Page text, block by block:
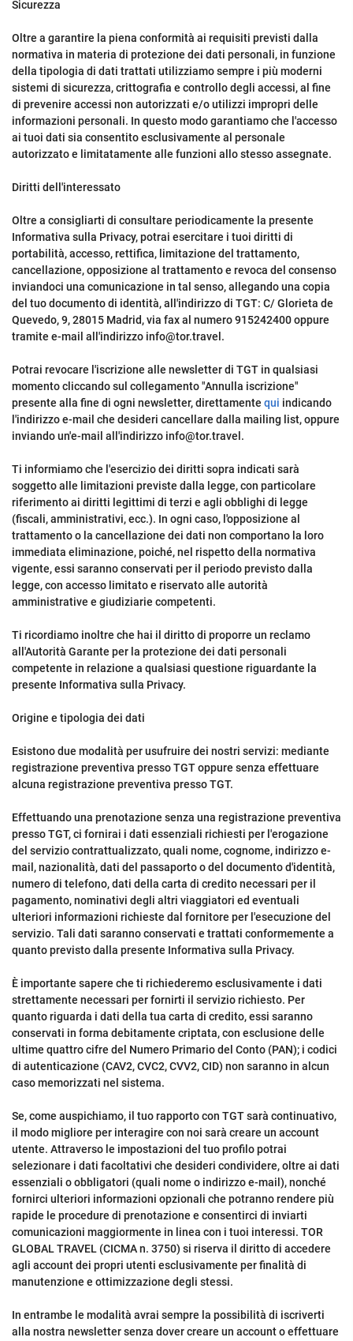
Sicurezza
Oltre a garantire la piena conformità ai requisiti previsti dalla
normativa in materia di protezione dei dati personali, in funzione
della tipologia di dati trattati utilizziamo sempre i più moderni
sistemi di sicurezza, crittografia e controllo degli accessi, al fine
di prevenire accessi non autorizzati e/o utilizzi impropri delle
informazioni personali. In questo modo garantiamo che l'accesso
ai tuoi dati sia consentito esclusivamente al personale
autorizzato e limitatamente alle funzioni allo stesso assegnate.
Diritti dell'interessato
Oltre a consigliarti di consultare periodicamente la presente
Informativa sulla Privacy, potrai esercitare i tuoi diritti di
portabilità, accesso, rettifica, limitazione del trattamento,
cancellazione, opposizione al trattamento e revoca del consenso
inviandoci una comunicazione in tal senso, allegando una copia
del tuo documento di identità, all'indirizzo di TGT: C/ Glorieta de
Quevedo, 9, 28015 Madrid, via fax al numero 915242400 oppure
tramite e-mail all'indirizzo info@tor.travel.
Potrai revocare l'iscrizione alle newsletter di TGT in qualsiasi
momento cliccando sul collegamento "Annulla iscrizione"
presente alla fine di ogni newsletter, direttamente qui indicando
l'indirizzo e-mail che desideri cancellare dalla mailing list, oppure
inviando un'e-mail all'indirizzo info@tor.travel.
Ti informiamo che l'esercizio dei diritti sopra indicati sarà
soggetto alle limitazioni previste dalla legge, con particolare
riferimento ai diritti legittimi di terzi e agli obblighi di legge
(fiscali, amministrativi, ecc.). In ogni caso, l'opposizione al
trattamento o la cancellazione dei dati non comportano la loro
immediata eliminazione, poiché, nel rispetto della normativa
vigente, essi saranno conservati per il periodo previsto dalla
legge, con accesso limitato e riservato alle autorità
amministrative e giudiziarie competenti.
Ti ricordiamo inoltre che hai il diritto di proporre un reclamo
all'Autorità Garante per la protezione dei dati personali
competente in relazione a qualsiasi questione riguardante la
presente Informativa sulla Privacy.
Origine e tipologia dei dati
Esistono due modalità per usufruire dei nostri servizi: mediante
registrazione preventiva presso TGT oppure senza effettuare
alcuna registrazione preventiva presso TGT.
Effettuando una prenotazione senza una registrazione preventiva
presso TGT, ci fornirai i dati essenziali richiesti per l'erogazione
del servizio contrattualizzato, quali nome, cognome, indirizzo e-
mail, nazionalità, dati del passaporto o del documento d'identità,
numero di telefono, dati della carta di credito necessari per il
pagamento, nominativi degli altri viaggiatori ed eventuali
ulteriori informazioni richieste dal fornitore per l'esecuzione del
servizio. Tali dati saranno conservati e trattati conformemente a
quanto previsto dalla presente Informativa sulla Privacy.
È importante sapere che ti richiederemo esclusivamente i dati
strettamente necessari per fornirti il servizio richiesto. Per
quanto riguarda i dati della tua carta di credito, essi saranno
conservati in forma debitamente criptata, con esclusione delle
ultime quattro cifre del Numero Primario del Conto (PAN); i codici
di autenticazione (CAV2, CVC2, CVV2, CID) non saranno in alcun
caso memorizzati nel sistema.
Se, come auspichiamo, il tuo rapporto con TGT sarà continuativo,
il modo migliore per interagire con noi sarà creare un account
utente. Attraverso le impostazioni del tuo profilo potrai
selezionare i dati facoltativi che desideri condividere, oltre ai dati
essenziali o obbligatori (quali nome o indirizzo e-mail), nonché
fornirci ulteriori informazioni opzionali che potranno rendere più
rapide le procedure di prenotazione e consentirci di inviarti
comunicazioni maggiormente in linea con i tuoi interessi. TOR
GLOBAL TRAVEL (CICMA n. 3750) si riserva il diritto di accedere
agli account dei propri utenti esclusivamente per finalità di
manutenzione e ottimizzazione degli stessi.
In entrambe le modalità avrai sempre la possibilità di iscriverti
alla nostra newsletter senza dover creare un account o effettuare